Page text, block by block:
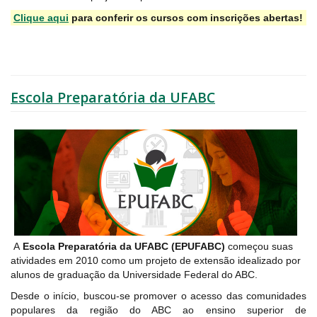
Clique aqui para conferir os cursos com inscrições abertas!
Escola Preparatória da UFABC
A Escola Preparatória da UFABC (EPUFABC) começou suas
atividades em 2010 como um projeto de extensão idealizado por
alunos de graduação da Universidade Federal do ABC.
Desde o início, buscou-se promover o acesso das comunidades
populares da região do ABC ao ensino superior de